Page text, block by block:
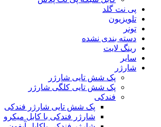
پی نت گلد
تلویزیون
تونر
دسته بندی نشده
رینگ لایت
سایر
شارژر
پک شش تایی شارژر
پک شش تایی کلگی شارژر
فندکی
پک شش تایی شارژر فندکی
شارژر فندکی با کابل میکرو